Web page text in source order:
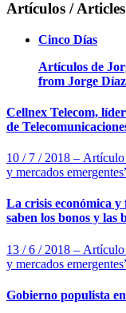
Artículos / Articles
Cinco Días
Artículos de
from Jorge
Cellnex Telecom,
de
10 / 7 / 2018 –
y mercados
La crisis económica
saben los bonos y las
13 / 6 / 2018 –
y mercados
Gobierno populista